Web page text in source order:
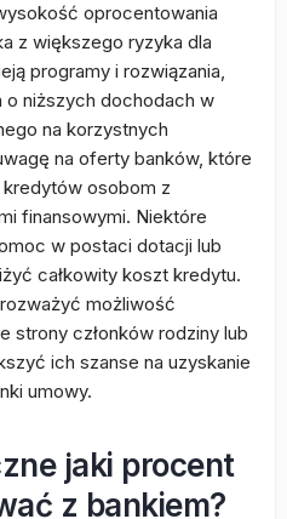
oprocentowania
z większego ryzyka dla
programy i rozwiązania,
niższych dochodach w
na korzystnych
na oferty banków, które
kredytów osobom z
finansowymi. Niektóre
w postaci dotacji lub
całkowity koszt kredytu.
możliwość
strony członków rodziny lub
ich szanse na uzyskanie
umowy.
jaki procent
z bankiem?